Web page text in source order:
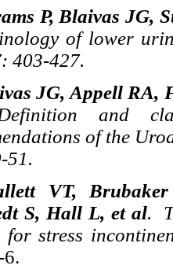
P, Blaivas JG,
of lower
403-427.
JG, Appell RA,
and
of the
51.
VT,
S, Hall L, et al.
for stress
6.